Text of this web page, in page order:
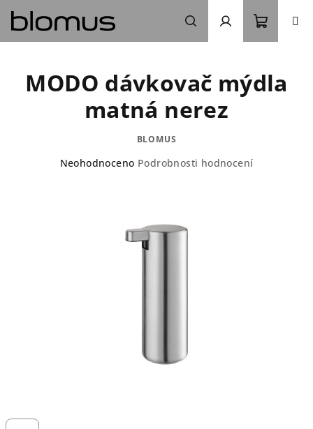
obsah
Hledat Přihlášení
košík
MODO dávkovač mýdla
matná nerez
BLOMUS
Průměrné
Neohodnoceno Podrobnosti hodnocení